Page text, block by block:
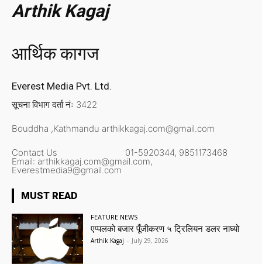
Arthik Kagaj
आर्थिक कागज
Everest Media Pvt. Ltd.
सूचना विभाग दर्ता नंः 3422
Bouddha ,Kathmandu arthikkagaj.com@gmail.com
Contact Us 01-5920344, 9851173468
Email: arthikkagaj.com@gmail.com,
Everestmedia9@gmail.com
MUST READ
FEATURE NEWS
एप्पलको बजार पूँजीकरण ५ ट्रिलियन डलर नाघ्यो
Arthik Kagaj - July 29, 2026